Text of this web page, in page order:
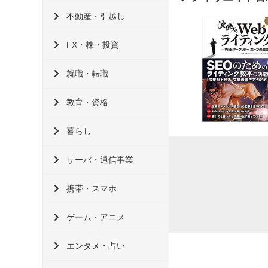
不動産・引越し
FX・株・投資
就職・転職
教育・資格
暮らし
サーバ・通信事業
携帯・スマホ
ゲーム・アニメ
エンタメ・占い